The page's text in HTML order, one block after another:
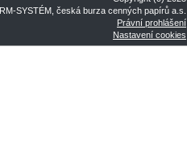
RM-SYSTÉM, česká burza cenných papírů a.s.
Právní prohlášení
Nastavení cookies